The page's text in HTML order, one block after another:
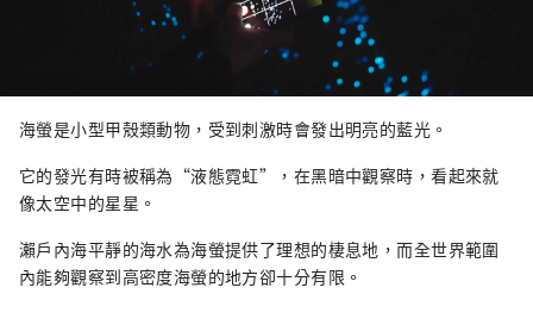
海螢是小型甲殼類動物，受到刺激時會發出明亮的藍光。
它的發光有時被稱為“液態霓虹”，在黑暗中觀察時，看起來就
像太空中的星星。
瀨戶內海平靜的海水為海螢提供了理想的棲息地，而全世界範圍
內能夠觀察到高密度海螢的地方卻十分有限。